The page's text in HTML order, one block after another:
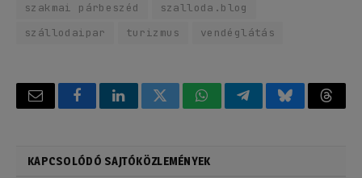
szakmai párbeszéd
szalloda.blog
szállodaipar
turizmus vendéglátás
Email FacebookLinkedInTwitterWhatsAppTelegramBluesky
KAPCSOLÓDÓ SAJTÓKÖZLEMÉNYEK